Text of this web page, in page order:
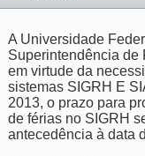
A Universidade
Superintendência de
em virtude da
sistemas SIGRH E
2013, o prazo para
de férias no SIGRH
antecedência à data